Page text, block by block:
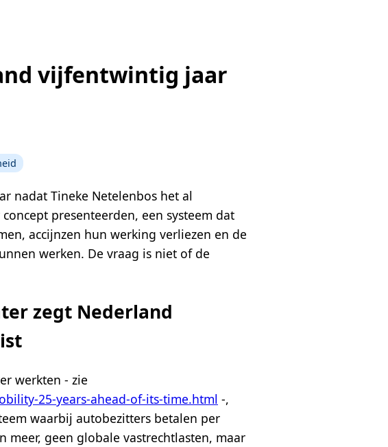
vijfentwintig jaar
nadat Tineke Netelenbos het al
presenteerden, een systeem dat
accijnzen hun werking verliezen en de
werken. De vraag is niet of de
zegt Nederland
werkten - zie
25-years-ahead-of-its-time.html -,
waarbij autobezitters betalen per
geen globale vastrechtlasten, maar